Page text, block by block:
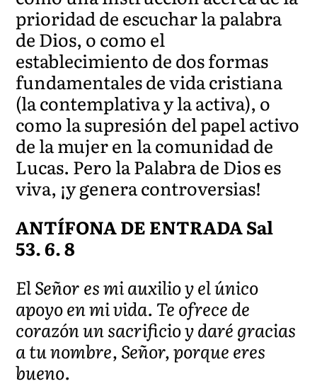
prioridad de escuchar la palabra
de Dios, o como el
establecimiento de dos formas
fundamentales de vida cristiana
(la contemplativa y la activa), o
como la supresión del papel activo
de la mujer en la comunidad de
Lucas. Pero la Palabra de Dios es
viva, ¡y genera controversias!
ANTÍFONA DE ENTRADA Sal
53. 6. 8
El Señor es mi auxilio y el único
apoyo en mi vida. Te ofrece de
corazón un sacrificio y daré gracias
a tu nombre, Señor, porque eres
bueno.